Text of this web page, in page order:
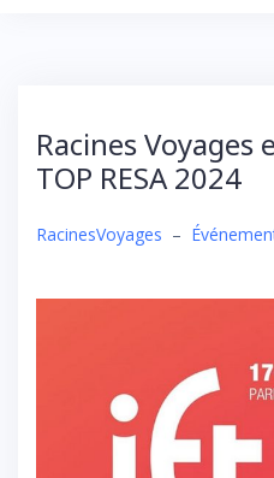
Racines Voyages
TOP RESA 2024
RacinesVoyages –